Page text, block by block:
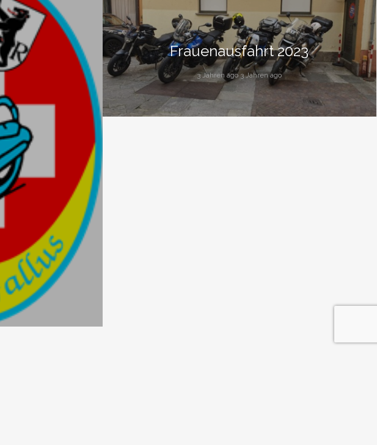
Frauenausfahrt 2023
3 Jahren ago 3 Jahren ago